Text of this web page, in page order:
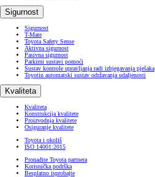
Sigurnost
Sigurnost
T-Mate
Toyota Safety Sense
Aktivna sigurnost
Pasivna sigurnost
Parkirni sustavi pomoći
Sustav kontrole upravljanja radi izbjegavanja pješaka
Toyotin automatski sustav održavanja udaljenosti
Kvaliteta
Kvaliteta
Konstrukcija kvalitete
Proizvodnja kvalitete
Osiguranje kvalitete
Toyota i okoliš
ISO 14001:2015
Pronađite Toyota partnera
Korisnička podrška
Besplatno isprobajte